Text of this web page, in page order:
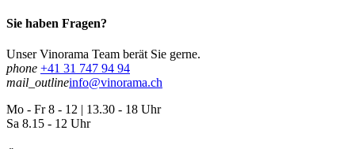
Sie haben Fragen?
Unser Vinorama Team berät Sie gerne.
phone +41 31 747 94 94
mail_outlineinfo@vinorama.ch
Mo - Fr8 - 12 | 13.30 - 18 Uhr
Sa 8.15 - 12 Uhr